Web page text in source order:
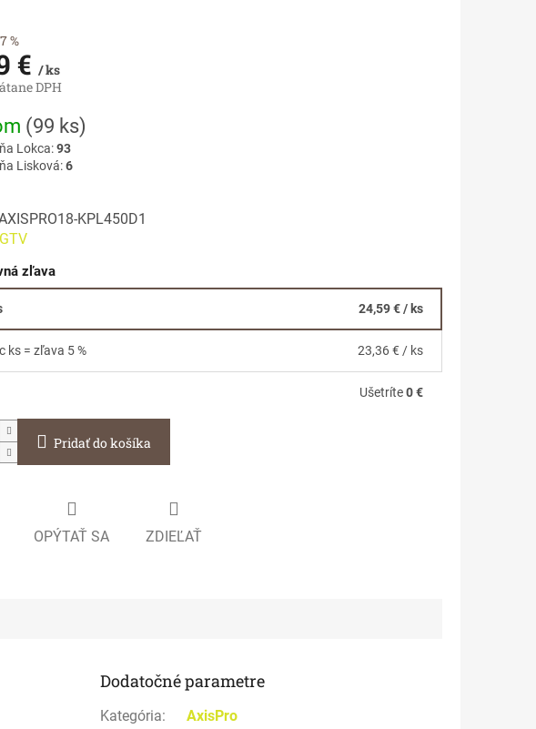
%
€ / ks
DPH
(99 ks)
Lokca:93
Lisková:6
KPL450D1
GTV
zľava
24,59 €/ ks
ks = zľava 5 % 23,36 € / ks
Ušetríte0 €
Pridať do košíka
OPÝTAŤ SA ZDIEĽAŤ
Dodatočné parametre
Kategória:
AxisPro